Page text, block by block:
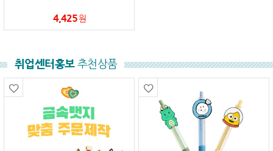
4,425원
취업센터홍보추천상품